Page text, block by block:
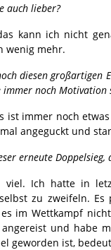
auch lieber?
kann ich nicht
wenig mehr.
diesen großartigen
immer noch Motivation
ist immer noch
angeguckt und
erneute Doppelsieg,
viel. Ich hatte in
zu zweifeln.
im Wettkampf
und habe
geworden ist,